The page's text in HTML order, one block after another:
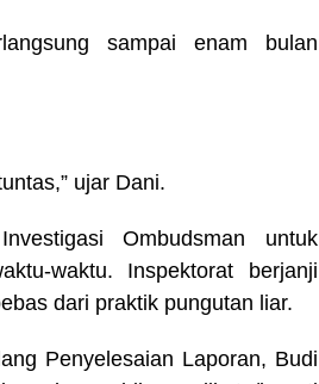
sampai enam bulan
ujar Dani.
Ombudsman untuk
waktu. Inspektorat berjanji
dari praktik pungutan liar.
Penyelesaian Laporan, Budi